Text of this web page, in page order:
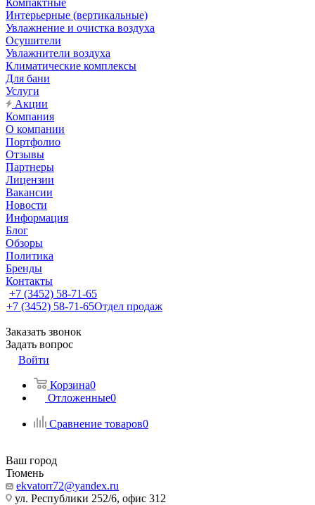
Компактные
Интерьерные (вертикальные)
Увлажнение и очистка воздуха
Осушители
Увлажнители воздуха
Климатические комплексы
Для бани
Услуги
Акции
Компания
О компании
Портфолио
Отзывы
Партнеры
Лицензии
Вакансии
Новости
Информация
Блог
Обзоры
Политика
Бренды
Контакты
+7 (3452) 58-71-65
+7 (3452) 58-71-65Отдел продаж
Заказать звонок
Задать вопрос
Войти
Корзина0
Отложенные0
Сравнение товаров0
Ваш город
Тюмень
ekvatorr72@yandex.ru
ул. Республики 252/6, офис 312